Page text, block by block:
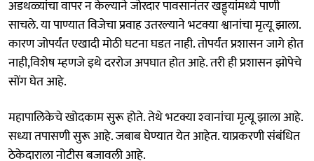
अडथळ्यांचा वापर न केल्याने जोरदार पावसानंतर खड्ड्यांमध्ये पाणी
साचले. या पाण्यात विजेचा प्रवाह उतरल्याने भटक्या श्वानांचा मृत्यू झाला.
कारण जोपर्यंत एखादी मोठी घटना घडत नाही. तोपर्यंत प्रशासन जागे होत
नाही,विशेष म्हणजे इथे दररोज अपघात होत आहे. तरी ही प्रशासन झोपेचे
सोंग घेत आहे.
महापालिकेचे खोदकाम सुरू होते. तेथे भटक्या श्‍वानांचा मृत्यू झाला आहे.
सध्या तपासणी सुरू आहे. जबाब घेण्यात येत आहेत. याप्रकरणी संबंधित
ठेकेदाराला नोटीस बजावली आहे.